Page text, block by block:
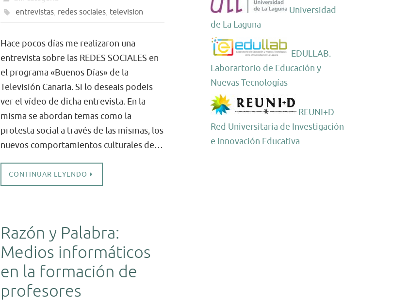
entrevistas, redes sociales, television
Hace pocos días me realizaron una
entrevista sobre las REDES SOCIALES en
el programa «Buenos Días» de la
Televisión Canaria. Si lo deseais podeis
ver el vídeo de dicha entrevista. En la
misma se abordan temas como la
protesta social a través de las mismas, los
nuevos comportamientos culturales de…
CONTINUAR LEYENDO
Razón y Palabra:
Medios informáticos
en la formación de
profesores
Universidad
de La Laguna
EDULLAB.
Laborartorio de Educación y
Nuevas Tecnologías
REUNI+D
Red Universitaria de Investigación
e Innovación Educativa